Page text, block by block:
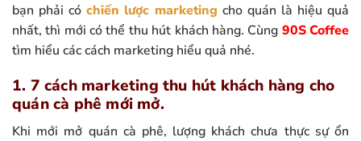
bạn phải cóchiến lược marketing cho quán là hiệu quả
nhất, thì mới có thể thu hút khách hàng. Cùng 90S Coffee
tìm hiểu các cách marketing hiểu quả nhé.
1. 7 cách marketing thu hút khách hàng cho
quán cà phê mới mở.
Khi mới mở quán cà phê, lượng khách chưa thực sự ổn